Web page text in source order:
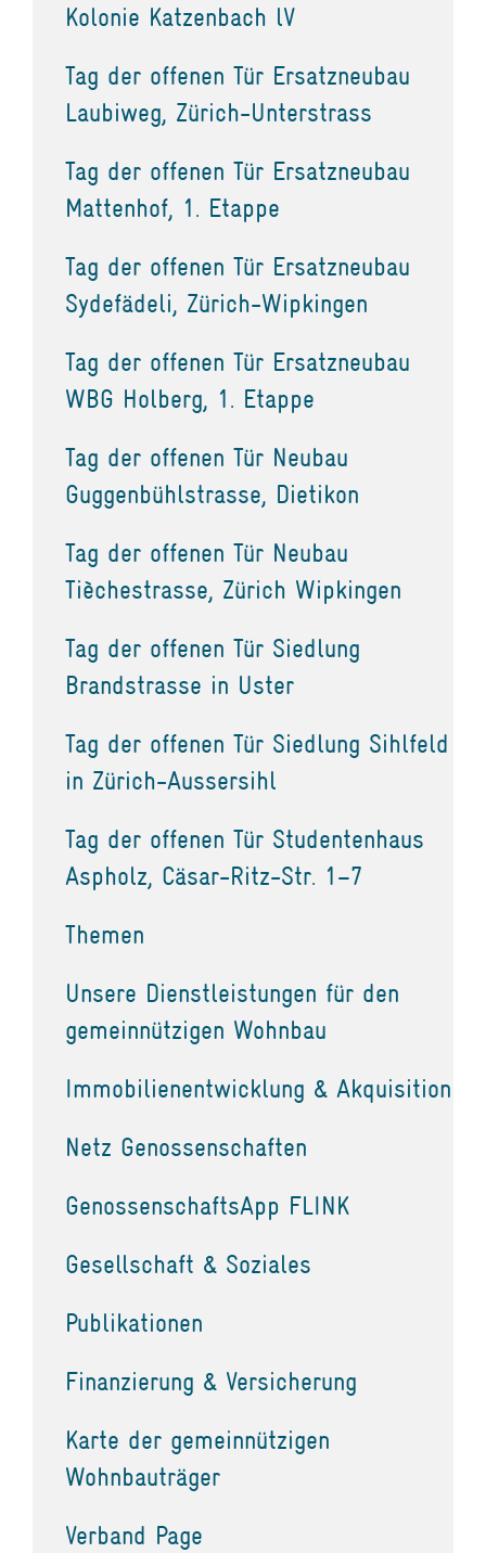
Kolonie Katzenbach lV
Tag der offenen Tür Ersatzneubau
Laubiweg, Zürich-Unterstrass
Tag der offenen Tür Ersatzneubau
Mattenhof, 1. Etappe
Tag der offenen Tür Ersatzneubau
Sydefädeli, Zürich-Wipkingen
Tag der offenen Tür Ersatzneubau
WBG Holberg, 1. Etappe
Tag der offenen Tür Neubau
Guggenbühlstrasse, Dietikon
Tag der offenen Tür Neubau
Tièchestrasse, Zürich Wipkingen
Tag der offenen Tür Siedlung
Brandstrasse in Uster
Tag der offenen Tür Siedlung Sihlfeld
in Zürich-Aussersihl
Tag der offenen Tür Studentenhaus
Aspholz, Cäsar-Ritz-Str. 1–7
Themen
Unsere Dienstleistungen für den
gemeinnützigen Wohnbau
Immobilienentwicklung & Akquisition
Netz Genossenschaften
GenossenschaftsApp FLINK
Gesellschaft & Soziales
Publikationen
Finanzierung & Versicherung
Karte der gemeinnützigen
Wohnbauträger
Verband Page